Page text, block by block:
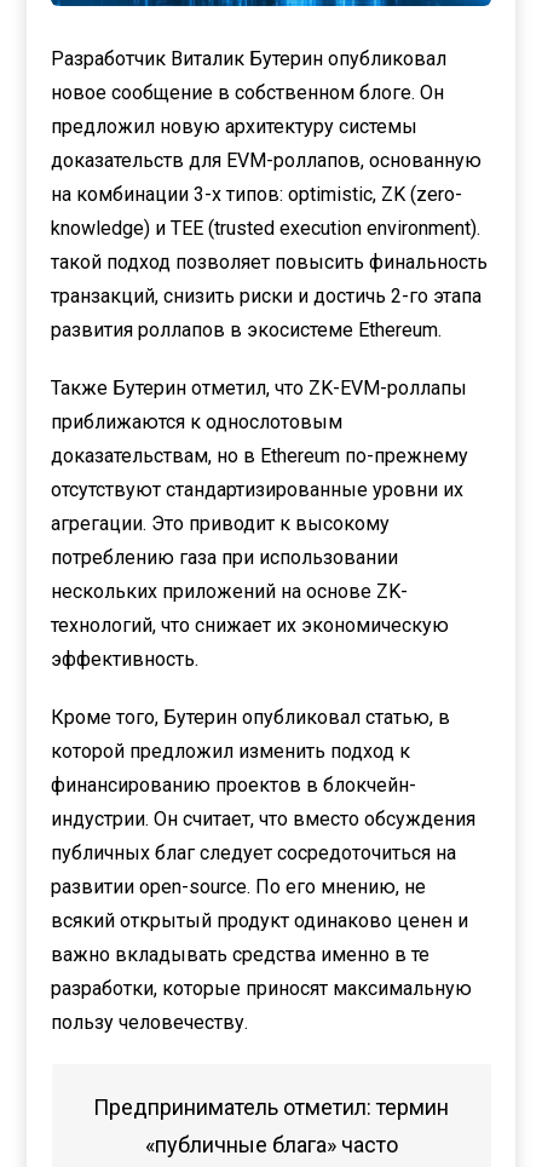
Разработчик Виталик Бутерин опубликовал
новое сообщение в собственном блоге. Он
предложил новую архитектуру системы
доказательств для EVM-роллапов, основанную
на комбинации 3-х типов: optimistic, ZK (zero-
knowledge) и TEE (trusted execution environment).
такой подход позволяет повысить финальность
транзакций, снизить риски и достичь 2-го этапа
развития роллапов в экосистеме Ethereum.
Также Бутерин отметил, что ZK-EVM-роллапы
приближаются к однослотовым
доказательствам, но в Ethereum по-прежнему
отсутствуют стандартизированные уровни их
агрегации. Это приводит к высокому
потреблению газа при использовании
нескольких приложений на основе ZK-
технологий, что снижает их экономическую
эффективность.
Кроме того, Бутерин опубликовал статью, в
которой предложил изменить подход к
финансированию проектов в блокчейн-
индустрии. Он считает, что вместо обсуждения
публичных благ следует сосредоточиться на
развитии open-source. По его мнению, не
всякий открытый продукт одинаково ценен и
важно вкладывать средства именно в те
разработки, которые приносят максимальную
пользу человечеству.
Предприниматель отметил: термин
«публичные блага» часто